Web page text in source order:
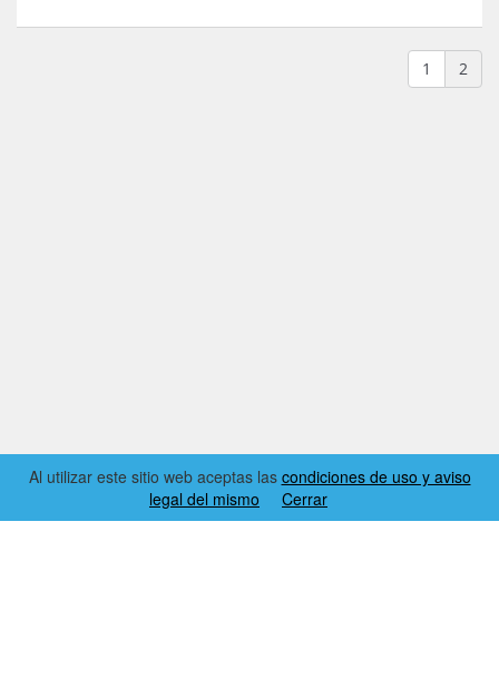
1 2
Al utilizar este sitio web aceptas las condiciones de uso y aviso
legal del mismo
Cerrar